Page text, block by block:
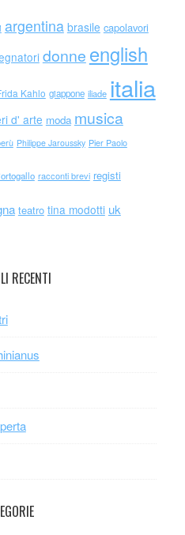
argentina brasile capolavori
donne english
Kahlo giappone iliade italia
d' arte moda musica
Philippe Jaroussky Pier Paolo
racconti brevi registi
teatro tina modotti uk
RECENTI